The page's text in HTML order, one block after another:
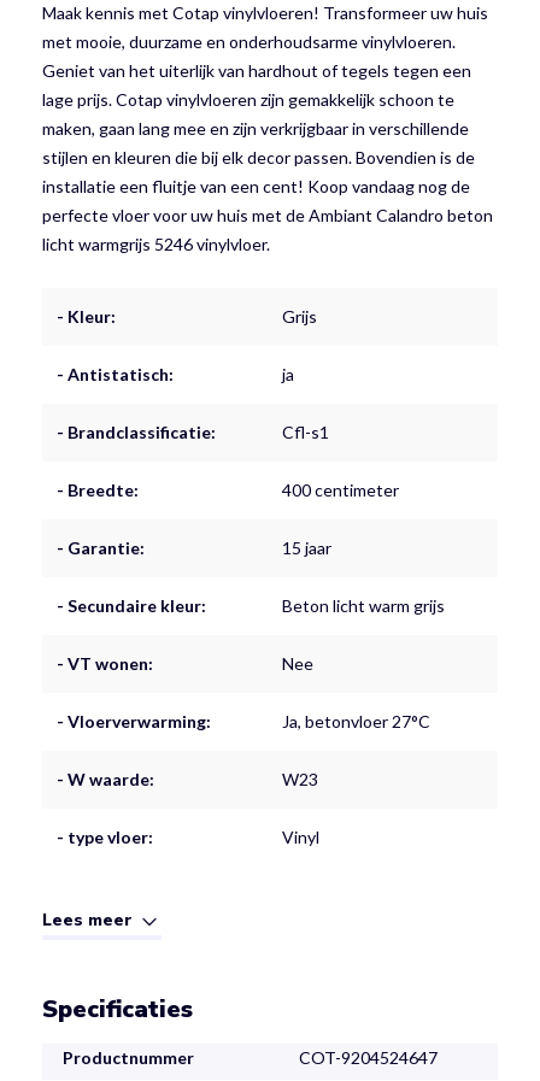
Maak kennis met Cotap vinylvloeren! Transformeer uw huis
met mooie, duurzame en onderhoudsarme vinylvloeren.
Geniet van het uiterlijk van hardhout of tegels tegen een
lage prijs. Cotap vinylvloeren zijn gemakkelijk schoon te
maken, gaan lang mee en zijn verkrijgbaar in verschillende
stijlen en kleuren die bij elk decor passen. Bovendien is de
installatie een fluitje van een cent! Koop vandaag nog de
perfecte vloer voor uw huis met de Ambiant Calandro beton
licht warmgrijs 5246 vinylvloer.
- Kleur: Grijs
- Antistatisch: ja
- Brandclassificatie: Cfl-s1
- Breedte: 400 centimeter
- Garantie: 15 jaar
- Secundaire kleur: Beton licht warm grijs
- VT wonen: Nee
- Vloerverwarming: Ja, betonvloer 27°C
- W waarde: W23
- type vloer: Vinyl
Lees meer
Specificaties
Productnummer COT-9204524647